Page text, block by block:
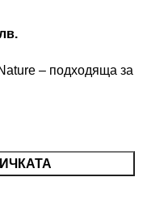
– подходяща за